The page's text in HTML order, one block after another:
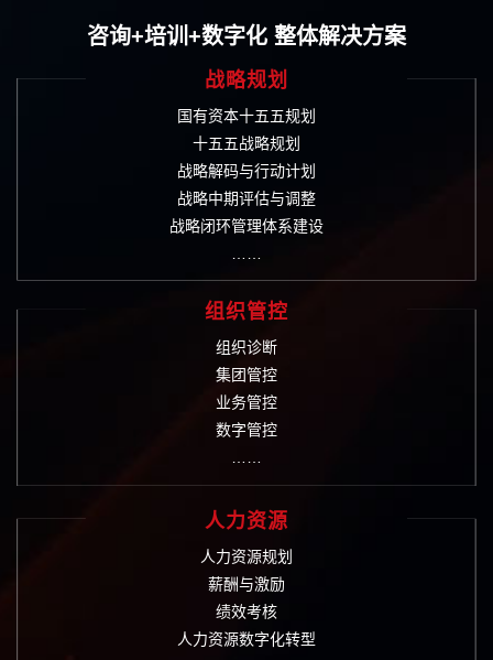
咨询+培训+数字化 整体解决方案
战略规划
国有资本十五五规划
十五五战略规划
战略解码与行动计划
战略中期评估与调整
战略闭环管理体系建设
组织管控
组织诊断
集团管控
业务管控
数字管控
人力资源
人力资源规划
薪酬与激励
绩效考核
人力资源数字化转型